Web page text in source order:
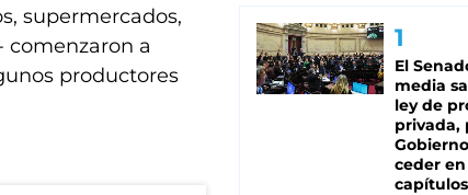
supermercados,
comenzaron a
productores
El
media
ley de
privada,
ceder
capítulos